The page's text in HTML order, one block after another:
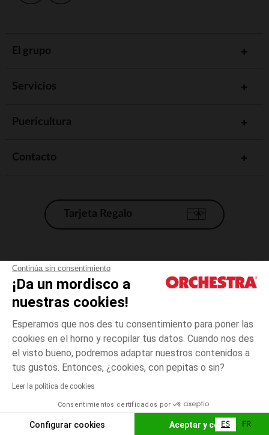
Continúa sin consentimiento
¡Da un mordisco a
nuestras cookies!
Esperamos que nos des tu consentimiento para poner las
cookies en el horno y recopilar tus datos. Cuando nos des
el visto bueno, podremos adaptar nuestros contenidos a
tus gustos. Entonces, ¿cookies, con pepitas o sin?
Leer la política de cookies
Consentimientos certificados por
Configurar cookies Aceptar y cerrar
Blanco
3
meses
El pago medidante
AÑADIR A LA CESTA
El grupo
Servicios
Puericultura
Contacto
Tarjeta Regalo
Condiciones generales de venta
Aviso Legal
*Condiciones de las ofertas actuales
Gestión de las cookies
Accesibilidad: no conforme
Orchestra adhiere al código de ética de la Federación Francesa de comercio
electrónico y venta a distancia (FEVAD) y al sistema de mediación de
ES FR